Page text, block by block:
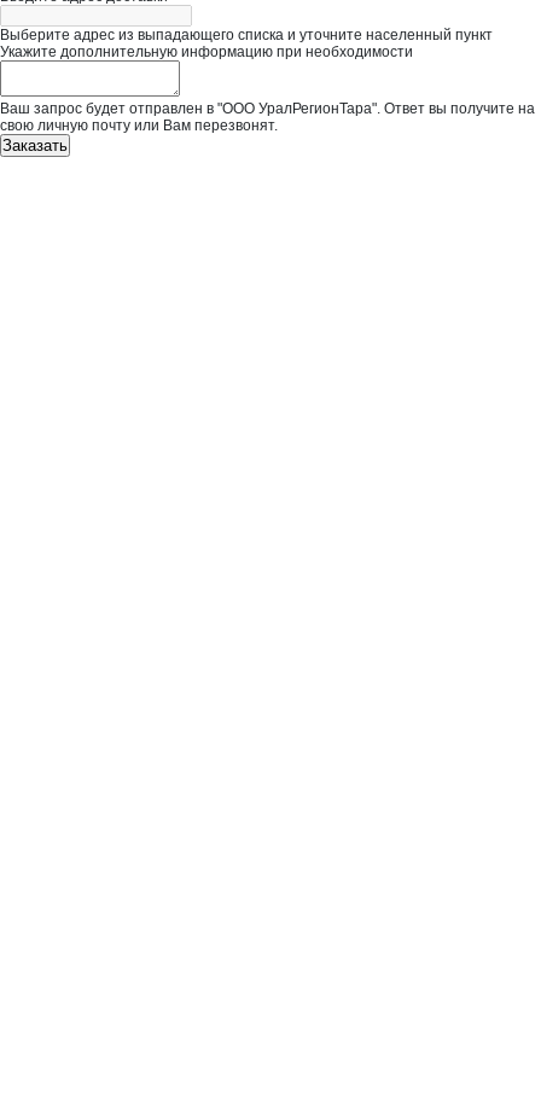
Выберите адрес из выпадающего списка и уточните населенный пункт
Укажите дополнительную информацию при необходимости
Ваш запрос будет отправлен в "ООО УралРегионТара". Ответ вы получите на
свою личную почту или Вам перезвонят.
Заказать